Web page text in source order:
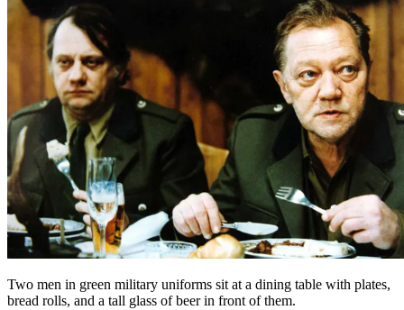
Two men in green military uniforms sit at a dining table with plates,
bread rolls, and a tall glass of beer in front of them.